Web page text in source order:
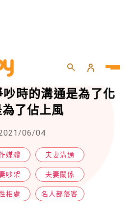
部落客
「熱吵派」或「冷戰
時的溝通是為了化
了佔上風
06/04
媒體 夫妻溝通
吵架 夫妻關係
相處 名人部落客